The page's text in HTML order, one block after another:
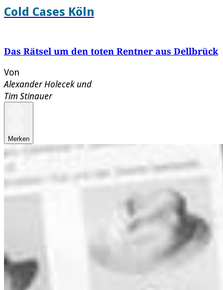
Cold Cases Köln
Das Rätsel um den toten Rentner aus Dellbrück
Von
Alexander Holecek und
Tim Stinauer
Merken